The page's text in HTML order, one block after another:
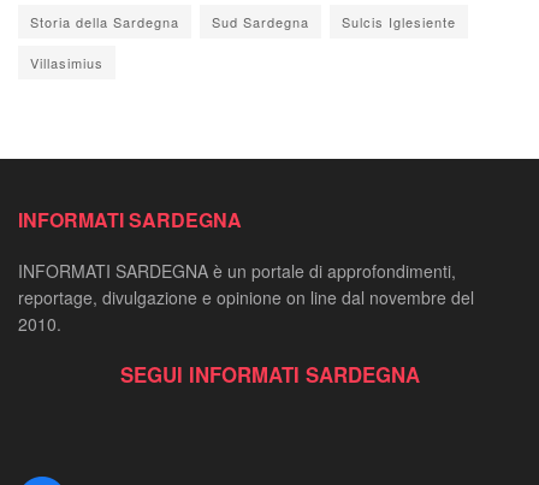
Storia della Sardegna Sud Sardegna Sulcis Iglesiente
Villasimius
INFORMATI SARDEGNA
INFORMATI SARDEGNA è un portale di approfondimenti,
reportage, divulgazione e opinione on line dal novembre del
2010.
SEGUI INFORMATI SARDEGNA